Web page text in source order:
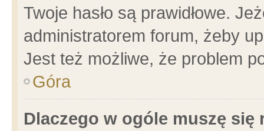
Twoje hasło są prawidłowe.
administratorem forum, żeby
Jest też możliwe, że problem
Góra
Dlaczego w ogóle muszę się